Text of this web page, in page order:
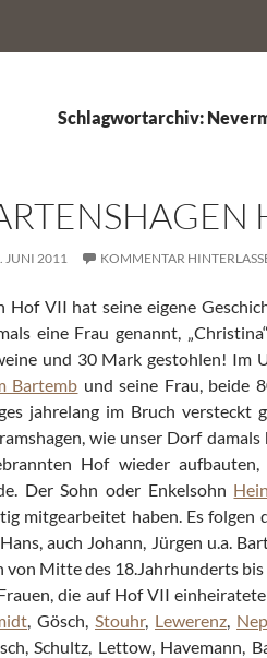
Schlagwortarchiv:
JUNI 2011 KOMMENTAR
Hof VII hat seine eigene
eine Frau genannt,
und 30 Mark gestohlen! Im
Bartemb und seine Frau, beide
jahrelang im Bruch versteckt
wie unser Dorf
Hof wieder
Der Sohn oder Enkelsohn
mitgearbeitet haben. Es folgen
auch Johann, Jürgen u.a.
von Mitte des 18.Jahrhunderts
die auf Hof VII
, Gösch, Stouhr, Lewerenz,
Schultz, Lettow, Havemann,